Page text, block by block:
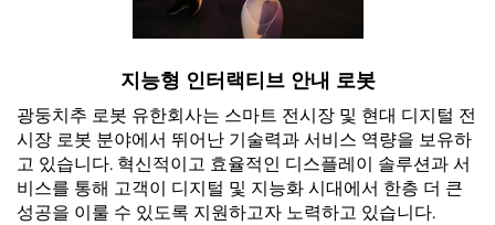
지능형 인터랙티브 안내 로봇
광둥치추 로봇 유한회사는 스마트 전시장 및 현대 디지털 전
시장 로봇 분야에서 뛰어난 기술력과 서비스 역량을 보유하
고 있습니다. 혁신적이고 효율적인 디스플레이 솔루션과 서
비스를 통해 고객이 디지털 및 지능화 시대에서 한층 더 큰
성공을 이룰 수 있도록 지원하고자 노력하고 있습니다.